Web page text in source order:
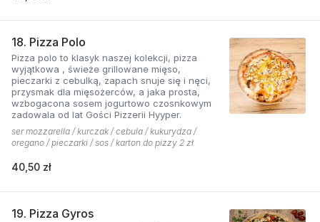
nie boją się poznawać nowych połączeń.
18. Pizza Polo
Pizza polo to klasyk naszej kolekcji, pizza
wyjątkowa , świeże grillowane mięso,
pieczarki z cebulką, zapach snuje się i nęci,
przysmak dla mięsożerców, a jaka prosta,
wzbogacona sosem jogurtowo czosnkowym
zadowala od lat Gości Pizzerii Hyyper.
ser mozzarella / kurczak / cebula / kukurydza /
oregano / pieczarki / sos / karton do pizzy 2 zł
40,50 zł
19. Pizza Gyros